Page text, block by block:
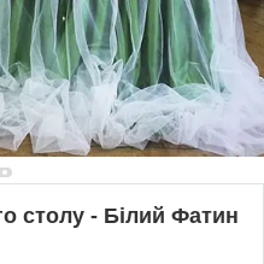
столу - Білий Фатин